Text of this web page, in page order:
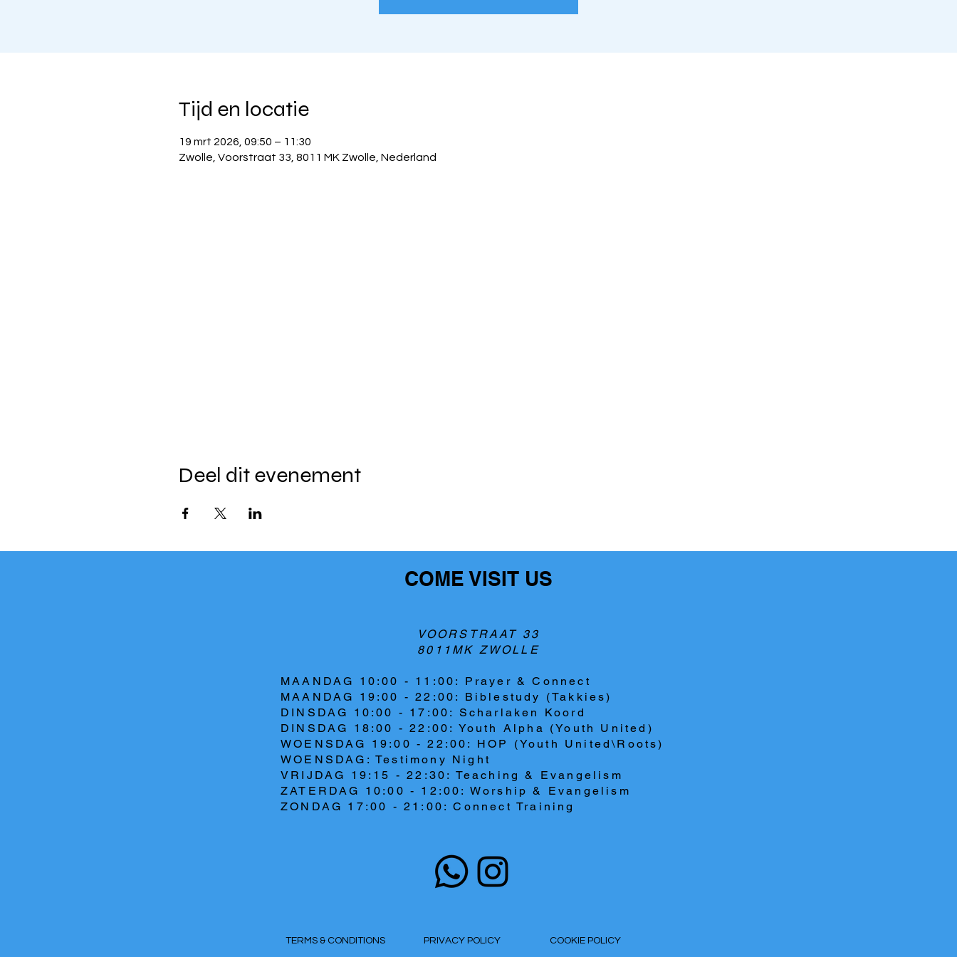
Tijd en locatie
19 mrt 2026, 09:50 – 11:30
Zwolle, Voorstraat 33, 8011 MK Zwolle, Nederland
Deel dit evenement
COME VISIT US
VOORSTRAAT 33
8011MK ZWOLLE
MAANDAG 10:00 - 11:00: Prayer & Connect
MAANDAG 19:00 - 22:00: Biblestudy (Takkies)
DINSDAG 10:00 - 17:00: Scharlaken Koord
DINSDAG 18:00 - 22:00: Youth Alpha (Youth United)
WOENSDAG 19:00 - 22:00: HOP (Youth United\Roots)
WOENSDAG: Testimony Night
VRIJDAG 19:15 - 22:30: Teaching & Evangelism
ZATERDAG 10:00 - 12:00: Worship & Evangelism
ZONDAG 17:00 - 21:00: Connect Training
TERMS & CONDITIONS PRIVACY POLICY COOKIE POLICY